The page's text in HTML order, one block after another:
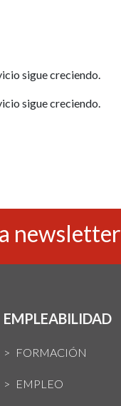
sigue creciendo.
sigue creciendo.
newsletter
EMPLEABILIDAD
FORMACIÓN
EMPLEO